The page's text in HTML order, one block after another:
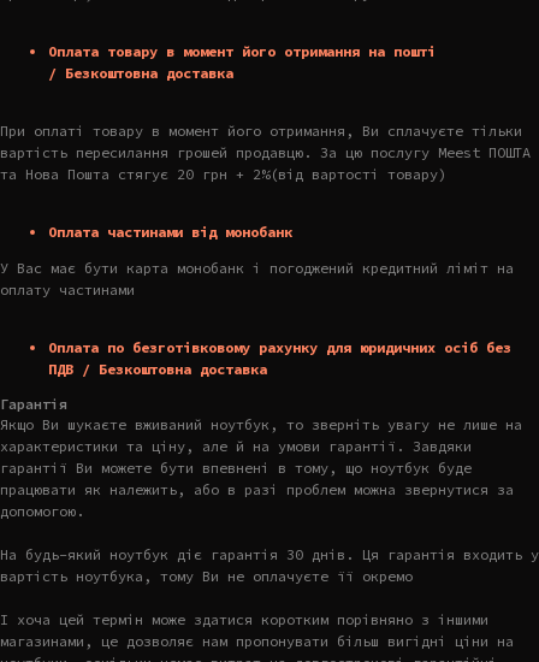
Оплата товару в момент його отримання на пошті
/ Безкоштовна доставка
При оплаті товару в момент його отримання, Ви сплачуєте тільки
вартість пересилання грошей продавцю. За цю послугу Meest ПОШТА
та Нова Пошта стягує 20 грн + 2%(від вартості товару)
Оплата частинами від монобанк
У Вас має бути карта монобанк і погоджений кредитний ліміт на
оплату частинами
Оплата по безготівковому рахунку для юридичних осіб без
ПДВ / Безкоштовна доставка
Гарантія
Якщо Ви шукаєте вживаний ноутбук, то зверніть увагу не лише на
характеристики та ціну, але й на умови гарантії. Завдяки
гарантії Ви можете бути впевнені в тому, що ноутбук буде
працювати як належить, або в разі проблем можна звернутися за
допомогою.
На будь-який ноутбук діє гарантія 30 днів. Ця гарантія входить у
вартість ноутбука, тому Ви не оплачуєте її окремо
І хоча цей термін може здатися коротким порівняно з іншими
магазинами, це дозволяє нам пропонувати більш вигідні ціни на